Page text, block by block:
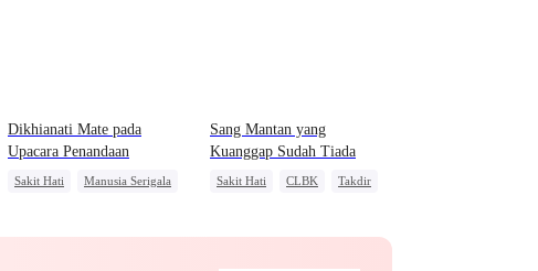
Dikhianati Mate pada
Upacara Penandaan
Sakit Hati
Manusia Serigala
Sang Mantan yang
Kuanggap Sudah Tiada
Sakit Hati CLBK
Takdir